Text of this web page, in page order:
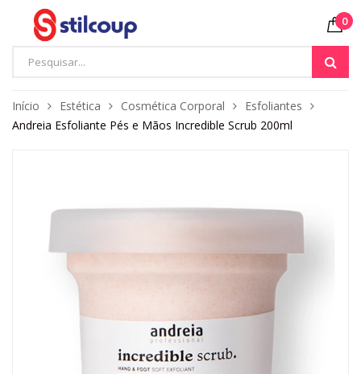
0
Início Estética Cosmética Corporal
Esfoliantes
Andreia Esfoliante Pés e Mãos Incredible Scrub 200ml